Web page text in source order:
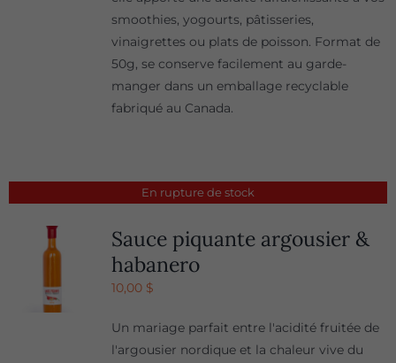
smoothies, yogourts, pâtisseries,
vinaigrettes ou plats de poisson. Format de
50g, se conserve facilement au garde-
manger dans un emballage recyclable
fabriqué au Canada.
En rupture de stock
Sauce piquante argousier &
habanero
10,00 $
Un mariage parfait entre l'acidité fruitée de
l'argousier nordique et la chaleur vive du